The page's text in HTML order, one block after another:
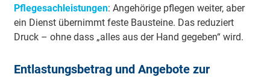
Pflegesachleistungen: Angehörige pflegen weiter, aber
ein Dienst übernimmt feste Bausteine. Das reduziert
Druck – ohne dass „alles aus der Hand gegeben“ wird.
Entlastungsbetrag und Angebote zur